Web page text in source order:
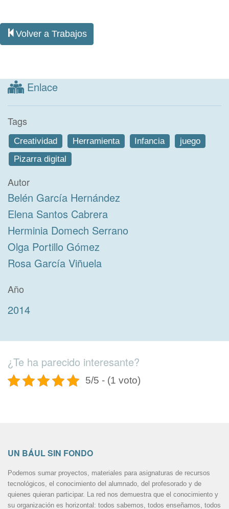
Volver a Trabajos
Enlace
Tags
Creatividad Herramienta Infancia
juego
Pizarra digital
Autor
Belén García Hernández
Elena Santos Cabrera
Herminia Domech Serrano
Olga Portillo Gómez
Rosa García Viñuela
Año
2014
¿Te ha parecido interesante?
5/5 - (1 voto)
UN BÁUL SIN FONDO
Podemos sumar proyectos, materiales para asignaturas de recursos
tecnológicos, el conocimiento del alumnado, del profesorado y de
quienes quieran participar. La red nos demuestra que el conocimiento y
su organización es horizontal: todos sabemos, todos enseñamos, todos